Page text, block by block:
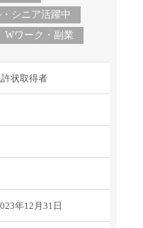
・シニア活躍中
Wワーク・副業
状取得者
年12月31日